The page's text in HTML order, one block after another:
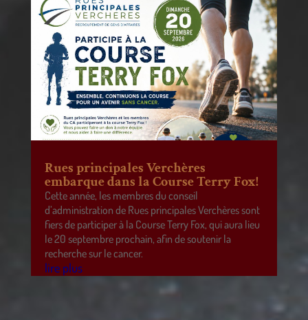
Rues principales Verchères
embarque dans la Course Terry Fox!
Cette année, les membres du conseil
d’administration de Rues principales Verchères sont
fiers de participer à la Course Terry Fox, qui aura lieu
le 20 septembre prochain, afin de soutenir la
recherche sur le cancer.
lire plus